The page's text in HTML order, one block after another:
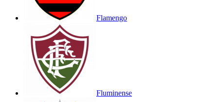
Flamengo
Fluminense